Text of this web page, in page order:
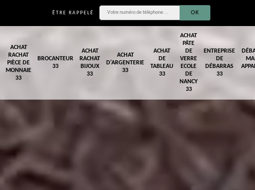
ÊTRE RAPPELÉ
ACHAT
RACHAT
PIÈCE DE
MONNAIE
33
BROCANTEUR
33
ACHAT
RACHAT
BIJOUX
33
ACHAT
D'ARGENTERIE
33
ACHAT
DE
TABLEAU
33
ACHAT
PÂTE
DE
VERRE
ECOLE
DE
NANCY
33
ENTREPRISE
DE
DÉBARRAS
33